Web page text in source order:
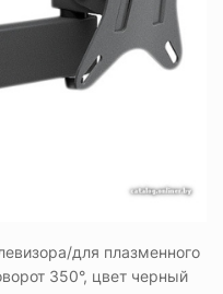
для плазменного
350°, цвет черный